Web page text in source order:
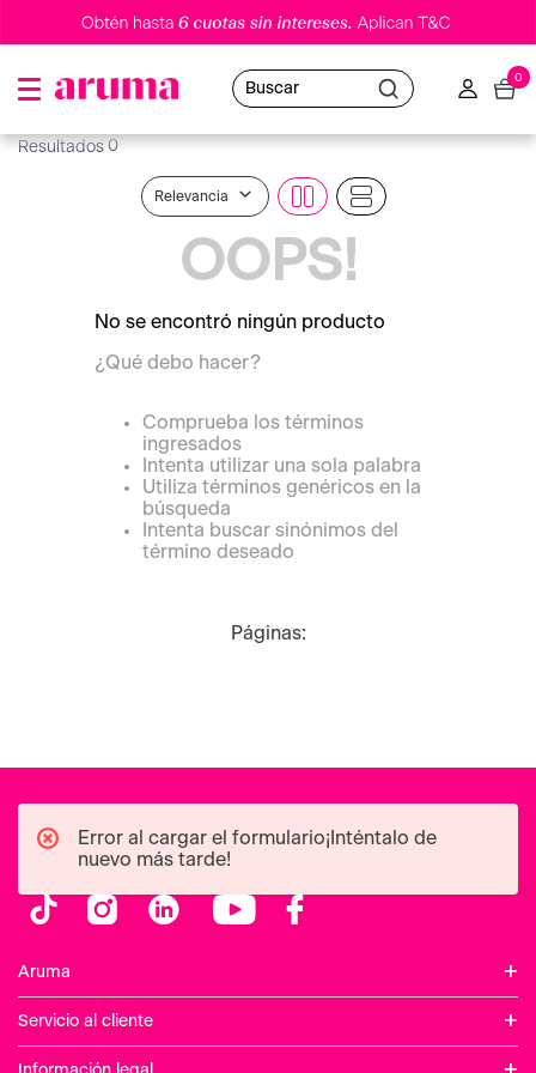
Buscar
0
0
Relevancia
OOPS!
No se encontró ningún producto
¿Qué debo hacer?
Comprueba los términos
ingresados
Intenta utilizar una sola palabra
Utiliza términos genéricos en la
búsqueda
Intenta buscar sinónimos del
término deseado
Páginas:
Error al cargar el formulario¡Inténtalo de
nuevo más tarde!
Aruma +
Servicio al cliente +